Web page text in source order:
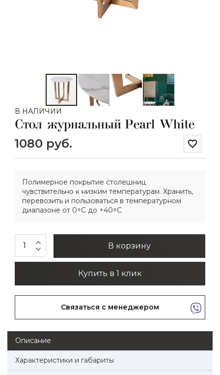
В НАЛИЧИИ
Стол журнальный Pearl White
1080 руб. favorite_border
Полимерное покрытие столешниц
чувствительно к низким температурам. Хранить,
перевозить и пользоваться в температурном
диапазоне от 0 ͦ С до +40 ͦ С
expand_less
expand_more В корзину
Купить в 1 клик
Связаться с менеджером
Описание
Характеристики и габариты